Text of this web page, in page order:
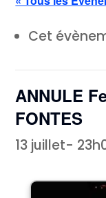
Cet
ANNULE
FONTES
13 juillet-